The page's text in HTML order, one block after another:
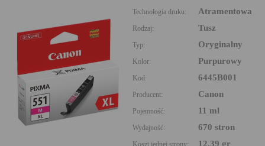
Technologia druku: Atramentowa
Rodzaj: Tusz
Typ: Oryginalny
Kolor: Purpurowy
Kod: 6445B001
Producent: Canon
Pojemność: 11 ml
Wydajność: 670 stron
Koszt jednej strony: 12.39 gr